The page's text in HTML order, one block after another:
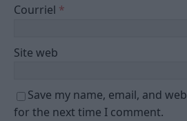
Courriel *
Site web
Save my name, email, and
for the next time I comment.